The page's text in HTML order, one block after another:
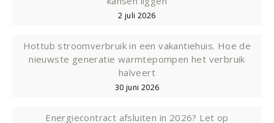
2 juli 2026
Hottub stroomverbruik in een vakantiehuis. Hoe de
nieuwste generatie warmtepompen het verbruik
halveert
30 juni 2026
Energiecontract afsluiten in 2026? Let op